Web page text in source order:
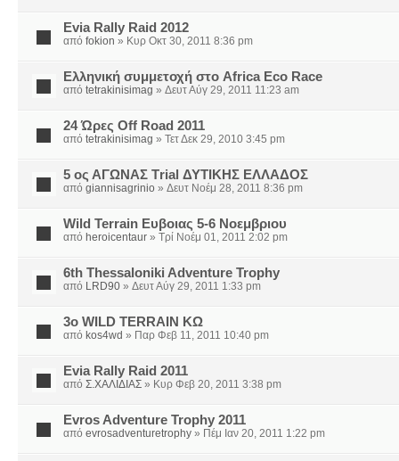
Evia Rally Raid 2012
από fokion » Κυρ Οκτ 30, 2011 8:36 pm
Ελληνική συμμετοχή στο Africa Eco Race
από tetrakinisimag » Δευτ Αύγ 29, 2011 11:23 am
24 Ώρες Off Road 2011
από tetrakinisimag » Τετ Δεκ 29, 2010 3:45 pm
5 ος ΑΓΩΝΑΣ Τrial ΔΥΤΙΚΗΣ ΕΛΛΑΔΟΣ
από giannisagrinio » Δευτ Νοέμ 28, 2011 8:36 pm
Wild Terrain Ευβοιας 5-6 Νοεμβριου
από heroicentaur » Τρί Νοέμ 01, 2011 2:02 pm
6th Thessaloniki Adventure Trophy
από LRD90 » Δευτ Αύγ 29, 2011 1:33 pm
3ο WILD TERRAIN ΚΩ
από kos4wd » Παρ Φεβ 11, 2011 10:40 pm
Evia Rally Raid 2011
από Σ.ΧΑΛΙΔΙΑΣ » Κυρ Φεβ 20, 2011 3:38 pm
Evros Adventure Trophy 2011
από evrosadventuretrophy » Πέμ Ιαν 20, 2011 1:22 pm